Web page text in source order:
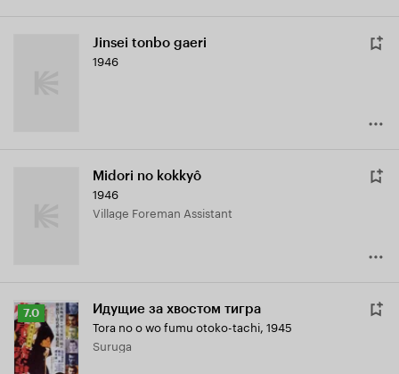
Jinsei tonbo gaeri
1946
Midori no kokkyô
1946
Village Foreman Assistant
Рейтинг
Кинопоиска
7.0
7.0 Идущие за хвостом тигра
Tora no o wo fumu otoko-tachi, 1945
Suruga